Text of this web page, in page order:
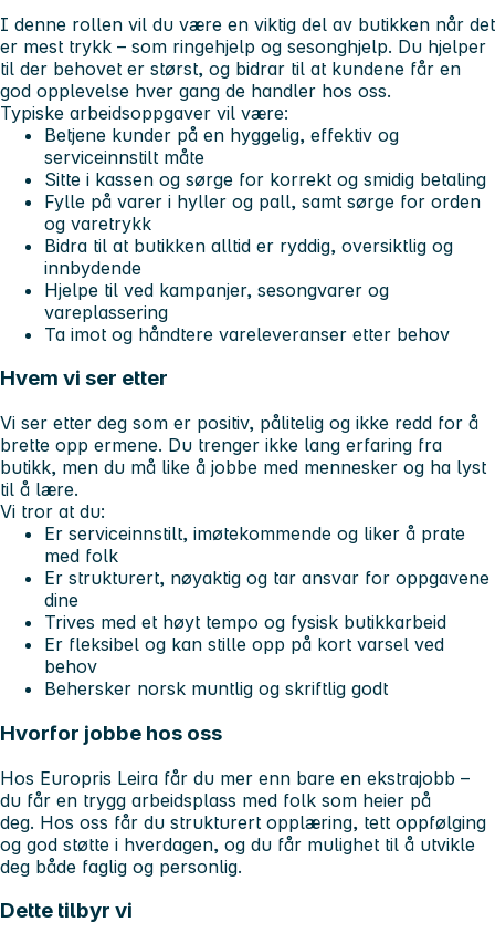
I denne rollen vil du være en viktig del av butikken når det
er mest trykk – som ringehjelp og sesonghjelp. Du hjelper
til der behovet er størst, og bidrar til at kundene får en
god opplevelse hver gang de handler hos oss.
Typiske arbeidsoppgaver vil være:
Betjene kunder på en hyggelig, effektiv og
serviceinnstilt måte
Sitte i kassen og sørge for korrekt og smidig betaling
Fylle på varer i hyller og pall, samt sørge for orden
og varetrykk
Bidra til at butikken alltid er ryddig, oversiktlig og
innbydende
Hjelpe til ved kampanjer, sesongvarer og
vareplassering
Ta imot og håndtere vareleveranser etter behov
Hvem vi ser etter
Vi ser etter deg som er positiv, pålitelig og ikke redd for å
brette opp ermene. Du trenger ikke lang erfaring fra
butikk, men du må like å jobbe med mennesker og ha lyst
til å lære.
Vi tror at du:
Er serviceinnstilt, imøtekommende og liker å prate
med folk
Er strukturert, nøyaktig og tar ansvar for oppgavene
dine
Trives med et høyt tempo og fysisk butikkarbeid
Er fleksibel og kan stille opp på kort varsel ved
behov
Behersker norsk muntlig og skriftlig godt
Hvorfor jobbe hos oss
Hos Europris Leira får du mer enn bare en ekstrajobb –
du får en trygg arbeidsplass med folk som heier på
deg. Hos oss får du strukturert opplæring, tett oppfølging
og god støtte i hverdagen, og du får mulighet til å utvikle
deg både faglig og personlig.
Dette tilbyr vi